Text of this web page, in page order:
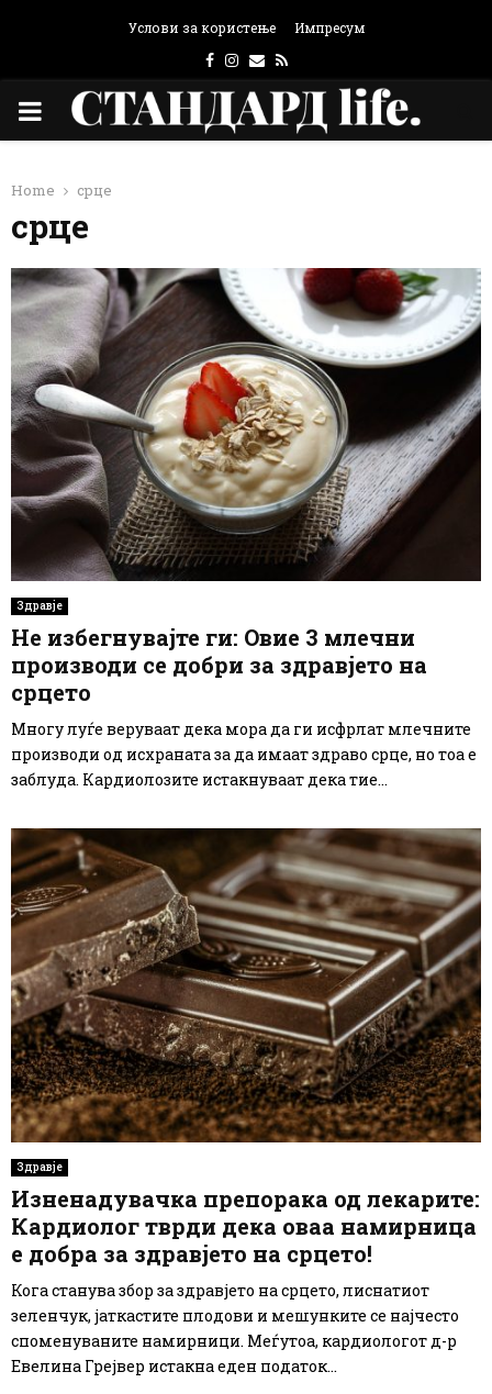
Услови за користење Импресум
Facebook
Instagram
Email
Rss
PRIMARY
Home срце
срце
Здравје
Не избегнувајте ги: Овие 3 млечни
производи се добри за здравјето на
срцето
Многу луѓе веруваат дека мора да ги исфрлат млечните
производи од исхраната за да имаат здраво срце, но тоа е
заблуда. Кардиолозите истакнуваат дека тие...
Здравје
Изненадувачка препорака од лекарите:
Кардиолог тврди дека оваа намирница
е добра за здравјето на срцето!
Кога станува збор за здравјето на срцето, лиснатиот
зеленчук, јаткастите плодови и мешунките се најчесто
споменуваните намирници. Меѓутоа, кардиологот д-р
Евелина Грејвер истакна еден податок...